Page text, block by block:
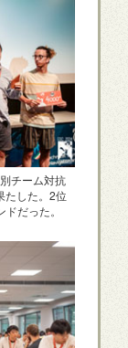
チーム対抗
たした。2位
だった。